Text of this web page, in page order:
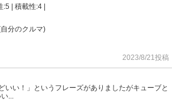
| 積載性:4 |
分のクルマ)
2023/8/21投稿
い！」というフレーズがありましたがキューブと
...